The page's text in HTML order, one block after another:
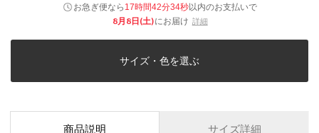
お急ぎ便なら 17時間42分33秒以内のお支払いで
8月8日(土)にお届け 詳細
サイズ・色を選ぶ
商品説明 サイズ詳細